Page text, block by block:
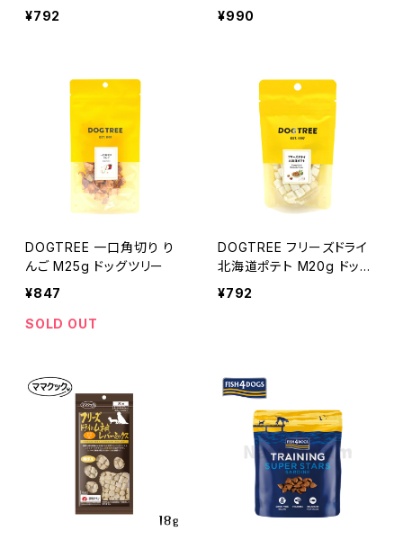
¥792
¥990
DOGTREE 一口角切り り
んご M25g ドッグツリー
¥847
SOLD OUT
DOGTREE フリーズドライ
北海道ポテト M20g ドッグ
ツリー
¥792